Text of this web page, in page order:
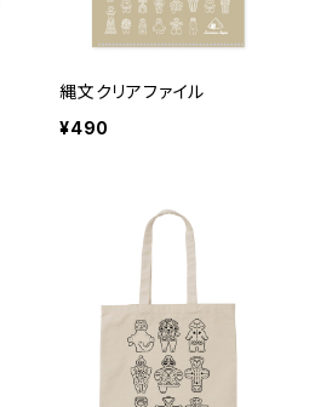
縄文クリアファイル
¥490